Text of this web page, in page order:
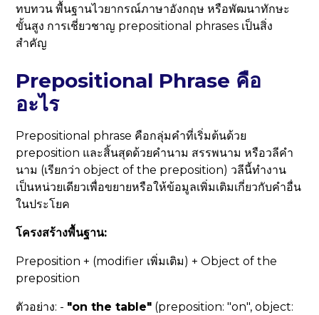
ทบทวน พื้นฐานไวยากรณ์ภาษาอังกฤษ หรือพัฒนาทักษะ
ขั้นสูง การเชี่ยวชาญ prepositional phrases เป็นสิ่ง
สำคัญ
Prepositional Phrase คือ
อะไร
Prepositional phrase คือกลุ่มคำที่เริ่มต้นด้วย
preposition และสิ้นสุดด้วยคำนาม สรรพนาม หรือวลีคำ
นาม (เรียกว่า object of the preposition) วลีนี้ทำงาน
เป็นหน่วยเดียวเพื่อขยายหรือให้ข้อมูลเพิ่มเติมเกี่ยวกับคำอื่น
ในประโยค
โครงสร้างพื้นฐาน:
Preposition + (modifier เพิ่มเติม) + Object of the
preposition
ตัวอย่าง: - "on the table" (preposition: "on", object: